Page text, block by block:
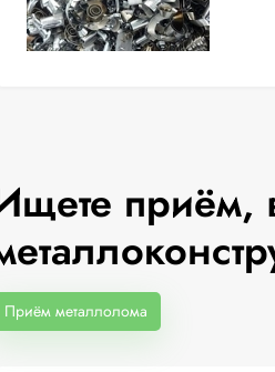
приём,
Приём металлолома